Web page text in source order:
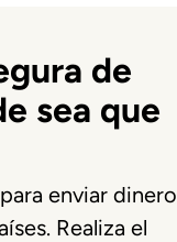
de
sea que
enviar dinero
Realiza el